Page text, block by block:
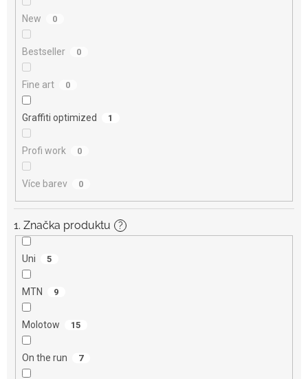
New 0
Bestseller 0
Fine art 0
Graffiti optimized 1
Profi work 0
Více barev 0
1. Značka produktu ?
Uni 5
MTN 9
Molotow 15
On the run 7